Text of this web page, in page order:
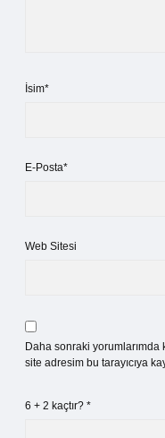
İsim*
E-Posta*
Web Sitesi
Daha sonraki yorumlarımda
site adresim bu tarayıcıya
6 + 2 kaçtır? *